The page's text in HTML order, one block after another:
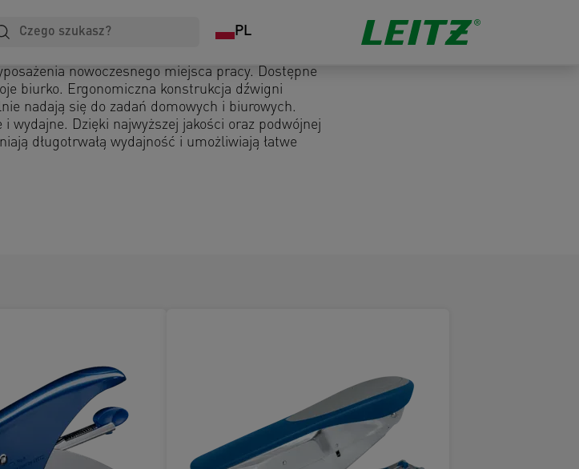
PL
nowoczesnego miejsca pracy. Dostępne
biurko. Ergonomiczna konstrukcja dźwigni
nadają się do zadań domowych i biurowych.
wydajne. Dzięki najwyższej jakości oraz podwójnej
długotrwałą wydajność i umożliwiają łatwe